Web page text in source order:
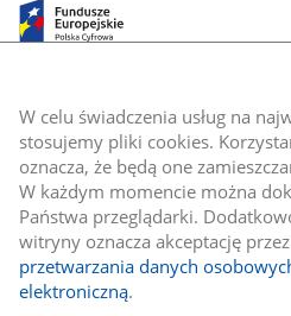
W celu świadczenia usług na
stosujemy pliki cookies.
oznacza, że będą one
W każdym momencie można
Państwa przeglądarki.
witryny oznacza akceptację
przetwarzania danych
elektroniczną.